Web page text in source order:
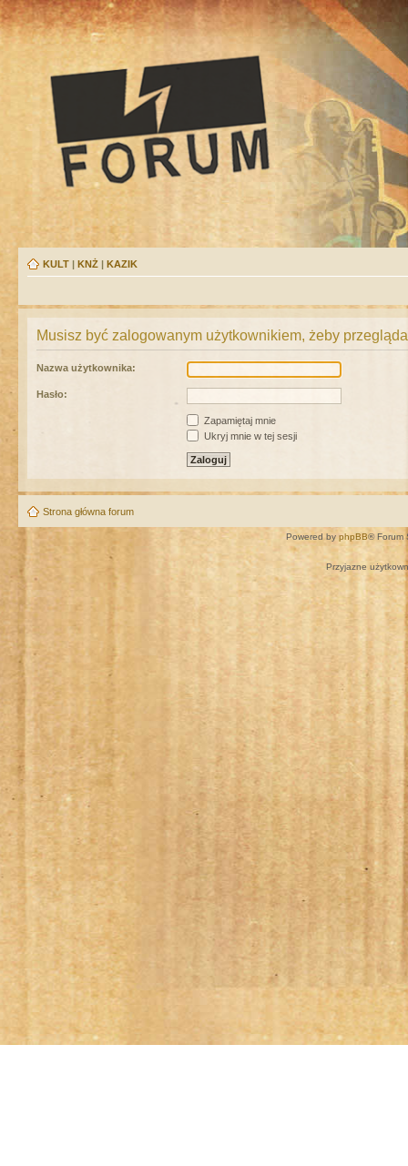
KULT | KNŻ | KAZIK
Musisz być zalogowanym użytkownikiem, żeby
Nazwa użytkownika:
Hasło:
Zapamiętaj mnie
Ukryj mnie w tej sesji
Strona główna forum
Powered by phpBB® Forum
Przyjazne